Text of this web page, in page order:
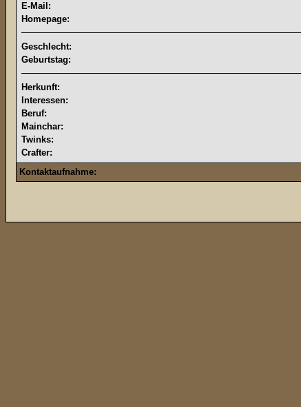
E-Mail:
Homepage:
Geschlecht:
Geburtstag:
Herkunft:
Interessen:
Beruf:
Mainchar:
Twinks:
Crafter:
Kontaktaufnahme: